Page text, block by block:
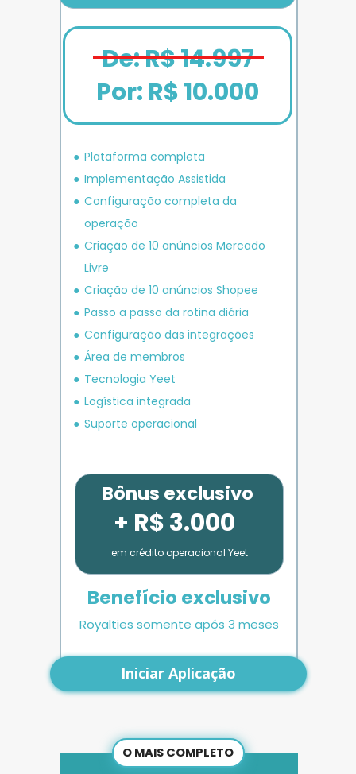
O MAIS COMPLETO
Plataforma completa
Implementação Assistida
Configuração completa da
operação
Criação de 10 anúncios Mercado
Livre
Criação de 10 anúncios Shopee
Passo a passo da rotina diária
Configuração das integrações
Área de membros
Tecnologia Yeet
Logística integrada
Suporte operacional
Iniciar Aplicação
De: R$ 14.997
Por: R$ 10.000
Bônus exclusivo
+ R$ 3.000
em crédito operacional Yeet
Benefício exclusivo
Royalties somente após 3 meses